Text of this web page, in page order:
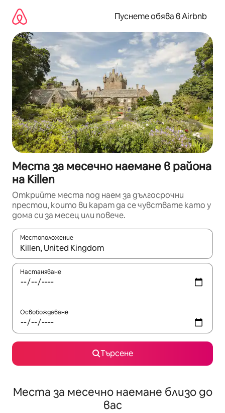
съдържанието
Пуснете обява в Airbnb
Места за месечно наемане в района
на Killen
Открийте места под наем за дългосрочни
престои, които ви карат да се чувствате като у
дома си за месец или повече.
Местоположение
Когато резултатите се покажат, използвайте
Настаняване
Освобождаване
Търсене
Места за месечно наемане близо до
вас